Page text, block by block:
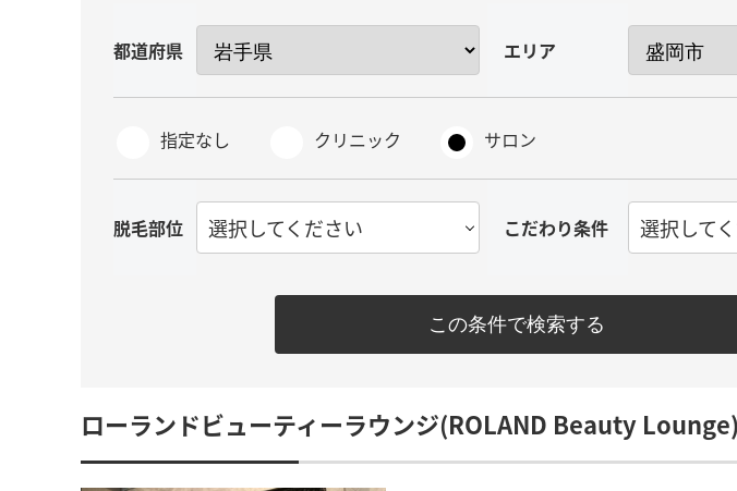
都道府県 エリア
指定なし クリニック サロン
脱毛部位 選択してください こだわり条件 選択して
この条件で検索する
ローランドビューティーラウンジ(ROLAND Beauty